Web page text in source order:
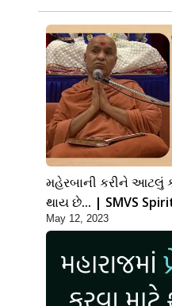
મહેરબાની કરીને
થાય છે... | SMVS
Swaminarayan
May 12, 2023